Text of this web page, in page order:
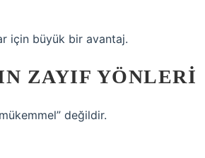
için büyük bir avantaj.
ZAYIF YÖNLERI
değildir.